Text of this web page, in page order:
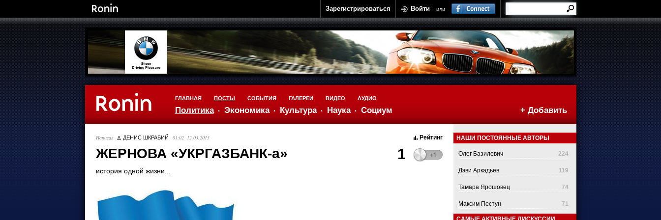
Зарегистрироваться Войти или
ГЛАВНАЯ
Политика Экономика Культура Наука Социум
ПОСТЫ СОБЫТИЯ ГАЛЕРЕИ ВИДЕО АУДИО
+ Добавить
Написал ДЕНИС ШКРАБИЙ 01:02 12.03.2013 Рейтинг
1
ЖЕРНОВА «УКРГАЗБАНК-а»
история одной жизни...
НАШИ ПОСТОЯННЫЕ АВТОРЫ
Олег Базилевич 224
Дэви Аркадьев 119
Тамара Ярошовец 74
Максим Пестун 71